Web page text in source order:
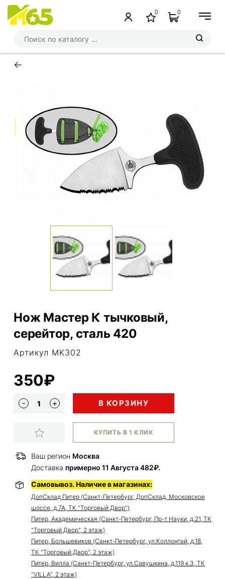
0 0
←
Нож Мастер К тычковый,
серейтор, сталь 420
Артикул MK302
350₽
В КОРЗИНУ
КУПИТЬ В 1 КЛИК
Ваш регион Москва
Доставка примерно 11 Августа 482₽.
Самовывоз. Наличие в магазинах:
ДопСклад Питер (Санкт-Петербург, ДопСклад, Московское
шоссе, д.7А, ТК "Торговый Двор")
Питер, Академическая (Санкт-Петербург, Пр-т Науки, д.21, ТК
"Торговый Двор", 2 этаж)
Питер, Большевиков (Санкт-Петербург, ул.Коллонтай, д.18,
ТК "Торговый Двор", 2 этаж)
Питер, Вилла (Санкт-Петербург, ул.Савушкина, д.119 к.3, ТК
"VILLA", 2 этаж)